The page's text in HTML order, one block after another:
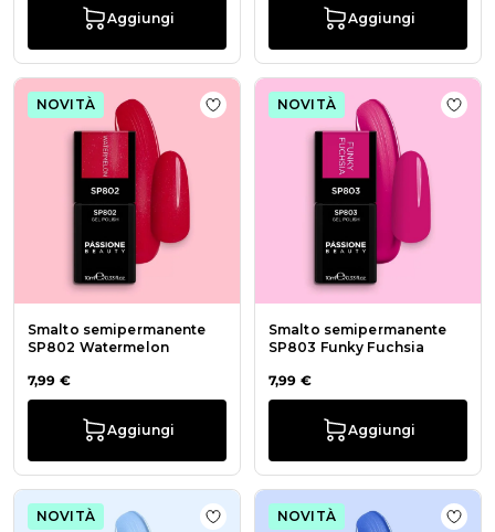
Aggiungi Aggiungi
NOVITÀ
Smalto semipermanente
SP802 Watermelon
7,99 €
Aggiungi
Aggiungi alla wishlist Smalto
NOVITÀ
Smalto semipermanente
SP803 Funky Fuchsia
7,99 €
Aggiungi
NOVITÀ Aggiungi alla wishlist Smalto
NOVITÀ